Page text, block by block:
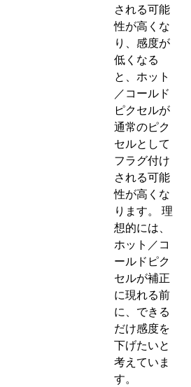
される可能
性が高くな
り、感度が
低くなる
と、ホット
／コールド
ピクセルが
通常のピク
セルとして
フラグ付け
される可能
性が高くな
ります。 理
想的には、
ホット／コ
ールドピク
セルが補正
に現れる前
に、できる
だけ感度を
下げたいと
考えていま
す。